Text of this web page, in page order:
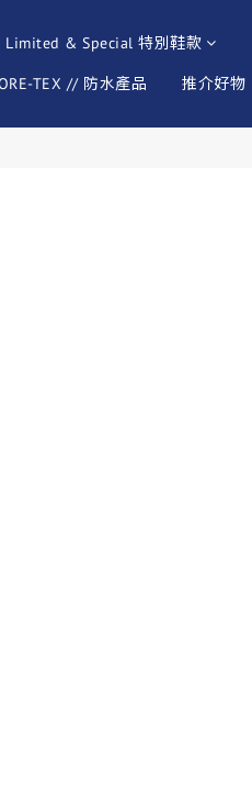
Limited & Special 特別鞋款
TEX // 防水產品 推介好物